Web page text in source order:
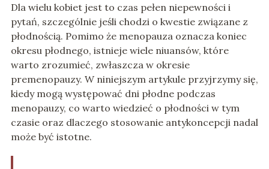
Dla wielu kobiet jest to czas pełen niepewności i
pytań, szczególnie jeśli chodzi o kwestie związane z
płodnością. Pomimo że menopauza oznacza koniec
okresu płodnego, istnieje wiele niuansów, które
warto zrozumieć, zwłaszcza w okresie
premenopauzy. W niniejszym artykule przyjrzymy się,
kiedy mogą występować dni płodne podczas
menopauzy, co warto wiedzieć o płodności w tym
czasie oraz dlaczego stosowanie antykoncepcji nadal
może być istotne.